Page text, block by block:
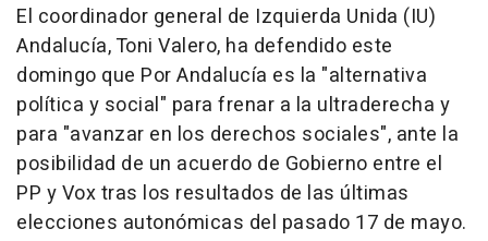
El coordinador general de Izquierda Unida (IU)
Andalucía, Toni Valero, ha defendido este
domingo que Por Andalucía es la "alternativa
política y social" para frenar a la ultraderecha y
para "avanzar en los derechos sociales", ante la
posibilidad de un acuerdo de Gobierno entre el
PP y Vox tras los resultados de las últimas
elecciones autonómicas del pasado 17 de mayo.